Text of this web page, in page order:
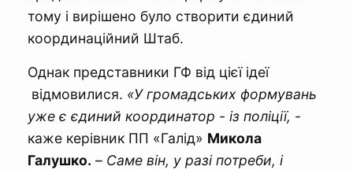
тому і вирішено було створити єдиний
координаційний Штаб.
Однак представники ГФ від цієї ідеї
відмовилися. «У громадських формувань
уже є єдиний координатор - із поліції, -
каже керівник ПП «Галід» Микола
Галушко. – Саме він, у разі потреби, і